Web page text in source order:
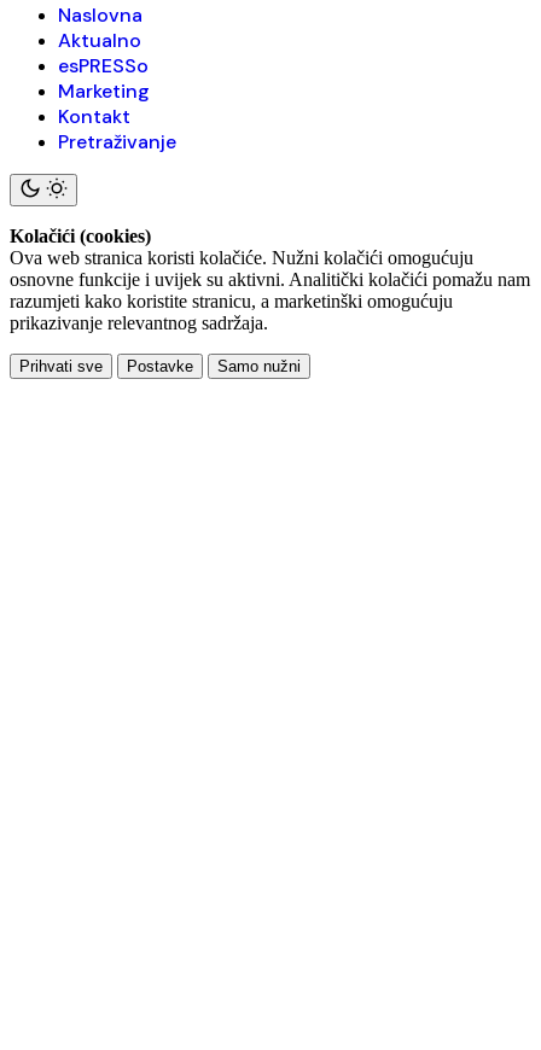
Naslovna
Aktualno
esPRESSo
Marketing
Kontakt
Pretraživanje
Kolačići (cookies)
Ova web stranica koristi kolačiće. Nužni kolačići omogućuju
osnovne funkcije i uvijek su aktivni. Analitički kolačići pomažu nam
razumjeti kako koristite stranicu, a marketinški omogućuju
prikazivanje relevantnog sadržaja.
Prihvati sve Postavke Samo nužni